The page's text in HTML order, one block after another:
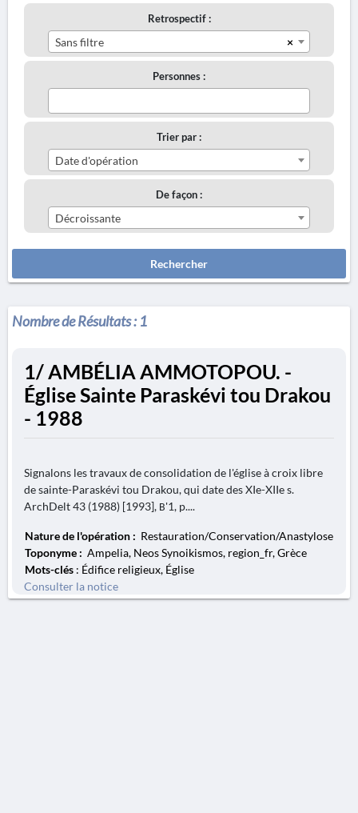
Retrospectif :
×
Sans filtre
Personnes :
Trier par :
Date d'opération
De façon :
Décroissante
Rechercher
Nombre de Résultats :1
1/ AMBÉLIA AMMOTOPOU. -
Église Sainte Paraskévi tou Drakou
- 1988
Signalons les travaux de consolidation de l'église à croix libre
de sainte-Paraskévi tou Drakou, qui date des XIe-XIIe s.
ArchDelt 43 (1988) [1993], Β'1, p....
Nature de l'opération : Restauration/Conservation/Anastylose
Toponyme : Ampelia, Neos Synoikismos, region_fr, Grèce
Mots-clés : Édifice religieux, Église
Consulter la notice